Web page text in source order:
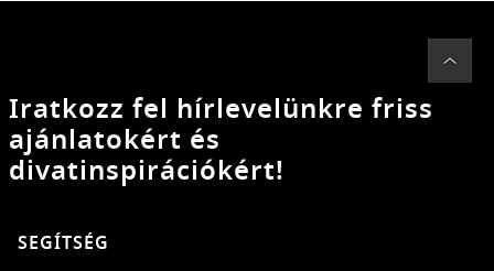
Iratkozz fel hírlevelünkre friss
ajánlatokért és
divatinspirációkért!
SEGÍTSÉG